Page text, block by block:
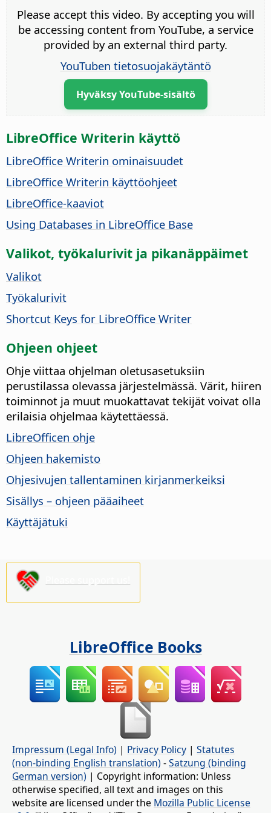
Please accept this video. By accepting you will
be accessing content from YouTube, a service
provided by an external third party.
YouTuben tietosuojakäytäntö
Hyväksy YouTube-sisältö
LibreOffice Writerin käyttö
LibreOffice Writerin ominaisuudet
LibreOffice Writerin käyttöohjeet
LibreOffice-kaaviot
Using Databases in LibreOffice Base
Valikot, työkalurivit ja pikanäppäimet
Valikot
Työkalurivit
Shortcut Keys for LibreOffice Writer
Ohjeen ohjeet
Ohje viittaa ohjelman oletusasetuksiin
perustilassa olevassa järjestelmässä. Värit, hiiren
toiminnot ja muut muokattavat tekijät voivat olla
erilaisia ohjelmaa käytettäessä.
LibreOfficen ohje
Ohjeen hakemisto
Ohjesivujen tallentaminen kirjanmerkeiksi
Sisällys – ohjeen pääaiheet
Käyttäjätuki
LibreOffice Books
Impressum (Legal Info) | Privacy Policy | Statutes
(non-binding English translation) -Satzung (binding
German version) | Copyright information: Unless
otherwise specified, all text and images on this
website are licensed under the Mozilla Public License